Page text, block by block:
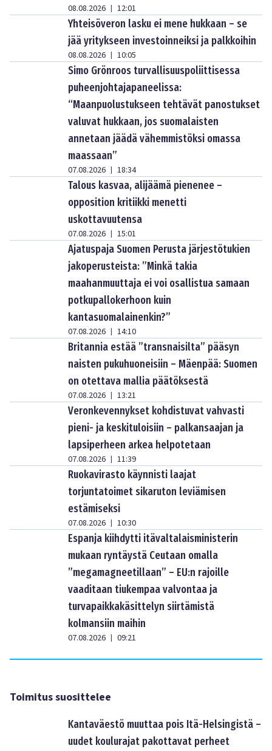
08.08.2026 | 12:01
Yhteisöveron lasku ei mene hukkaan – se
jää yritykseen investoinneiksi ja palkkoihin
08.08.2026 | 10:05
Simo Grönroos turvallisuuspoliittisessa
puheenjohtajapaneelissa:
“Maanpuolustukseen tehtävät panostukset
valuvat hukkaan, jos suomalaisten
annetaan jäädä vähemmistöksi omassa
maassaan”
07.08.2026 | 18:34
Talous kasvaa, alijäämä pienenee –
opposition kritiikki menetti
uskottavuutensa
07.08.2026 | 15:01
Ajatuspaja Suomen Perusta järjestötukien
jakoperusteista: ”Minkä takia
maahanmuuttaja ei voi osallistua samaan
potkupallokerhoon kuin
kantasuomalainenkin?”
07.08.2026 | 14:10
Britannia estää ”transnaisilta” pääsyn
naisten pukuhuoneisiin – Mäenpää: Suomen
on otettava mallia päätöksestä
07.08.2026 | 13:21
Veronkevennykset kohdistuvat vahvasti
pieni- ja keskituloisiin – palkansaajan ja
lapsiperheen arkea helpotetaan
07.08.2026 | 11:39
Ruokavirasto käynnisti laajat
torjuntatoimet sikaruton leviämisen
estämiseksi
07.08.2026 | 10:30
Espanja kiihdytti itävaltalaisministerin
mukaan ryntäystä Ceutaan omalla
”megamagneetillaan” – EU:n rajoille
vaaditaan tiukempaa valvontaa ja
turvapaikkakäsittelyn siirtämistä
kolmansiin maihin
07.08.2026 | 09:21
Toimitus suosittelee
Kantaväestö muuttaa pois Itä-Helsingistä –
uudet koulurajat pakottavat perheet